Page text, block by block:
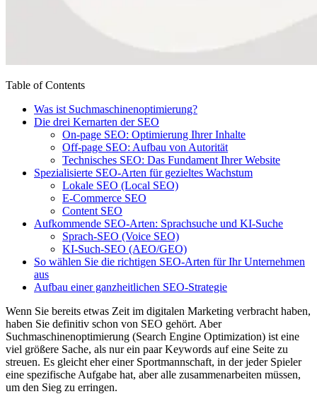
Table of Contents
Was ist Suchmaschinenoptimierung?
Die drei Kernarten der SEO
On-page SEO: Optimierung Ihrer Inhalte
Off-page SEO: Aufbau von Autorität
Technisches SEO: Das Fundament Ihrer Website
Spezialisierte SEO-Arten für gezieltes Wachstum
Lokale SEO (Local SEO)
E-Commerce SEO
Content SEO
Aufkommende SEO-Arten: Sprachsuche und KI-Suche
Sprach-SEO (Voice SEO)
KI-Such-SEO (AEO/GEO)
So wählen Sie die richtigen SEO-Arten für Ihr Unternehmen
aus
Aufbau einer ganzheitlichen SEO-Strategie
Wenn Sie bereits etwas Zeit im digitalen Marketing verbracht haben,
haben Sie definitiv schon von SEO gehört. Aber
Suchmaschinenoptimierung (Search Engine Optimization) ist eine
viel größere Sache, als nur ein paar Keywords auf eine Seite zu
streuen. Es gleicht eher einer Sportmannschaft, in der jeder Spieler
eine spezifische Aufgabe hat, aber alle zusammenarbeiten müssen,
um den Sieg zu erringen.